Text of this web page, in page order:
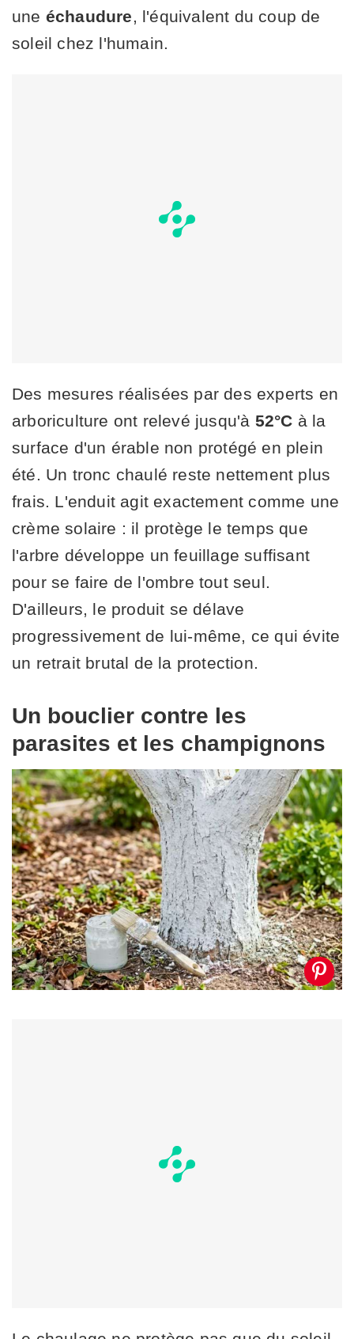
une échaudure, l'équivalent du coup de
soleil chez l'humain.
Des mesures réalisées par des experts en
arboriculture ont relevé jusqu'à 52°C à la
surface d'un érable non protégé en plein
été. Un tronc chaulé reste nettement plus
frais. L'enduit agit exactement comme une
crème solaire : il protège le temps que
l'arbre développe un feuillage suffisant
pour se faire de l'ombre tout seul.
D'ailleurs, le produit se délave
progressivement de lui-même, ce qui évite
un retrait brutal de la protection.
Un bouclier contre les
parasites et les champignons